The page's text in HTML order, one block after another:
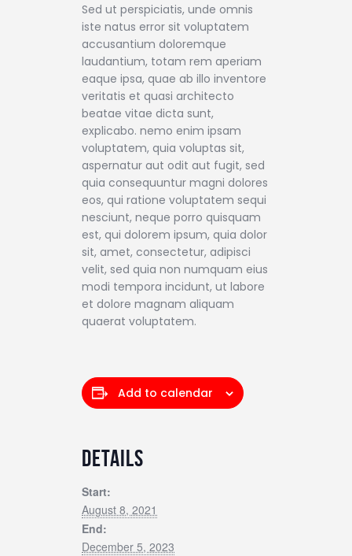
Sed ut perspiciatis, unde omnis
iste natus error sit voluptatem
accusantium doloremque
laudantium, totam rem aperiam
eaque ipsa, quae ab illo inventore
veritatis et quasi architecto
beatae vitae dicta sunt,
explicabo. nemo enim ipsam
voluptatem, quia voluptas sit,
aspernatur aut odit aut fugit, sed
quia consequuntur magni dolores
eos, qui ratione voluptatem sequi
nesciunt, neque porro quisquam
est, qui dolorem ipsum, quia dolor
sit, amet, consectetur, adipisci
velit, sed quia non numquam eius
modi tempora incidunt, ut labore
et dolore magnam aliquam
quaerat voluptatem.
Add to calendar
DETAILS
Start:
August 8, 2021
End:
December 5, 2023